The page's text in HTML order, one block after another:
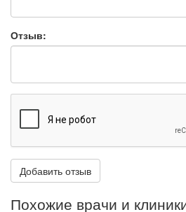
Отзыв:
Похожие врачи и